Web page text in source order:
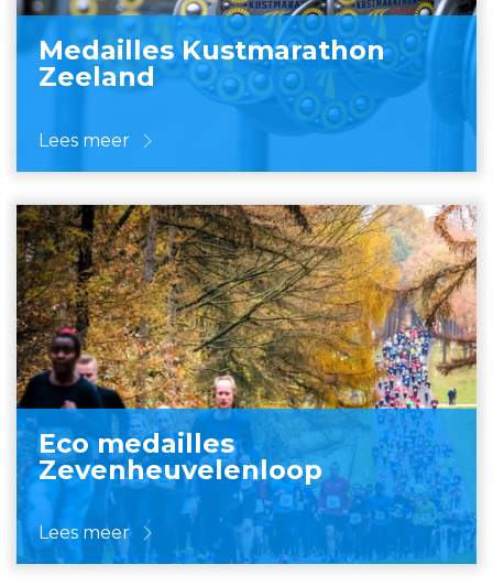
Medailles Kustmarathon
Zeeland
Lees meer
Eco medailles
Zevenheuvelenloop
Lees meer